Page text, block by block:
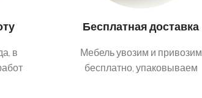
в
Бесплатная доставка
Мебель увозим и привозим
бесплатно, упаковываем